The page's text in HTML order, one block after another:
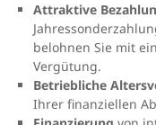
Attraktive
belohnen Sie mit
Vergütung.
Betriebliche
Ihrer finanziellen